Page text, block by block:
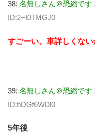
38: 名無しさん＠恐縮です
ID:2+I0TMGJ0
すごーい。車詳しくない
39: 名無しさん＠恐縮です
ID:hDGf6WDl0
5年後